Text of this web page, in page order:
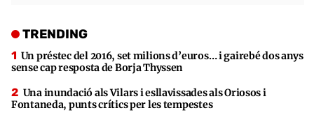
TRENDING
Un préstec del 2016, set milions d’euros… i gairebé dos anys
sense cap resposta de Borja Thyssen
Una inundació als Vilars i esllavissades als Oriosos i
Fontaneda, punts crítics per les tempestes